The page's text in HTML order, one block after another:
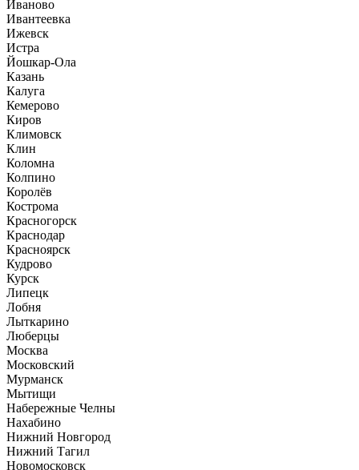
Иваново
Ивантеевка
Ижевск
Истра
Йошкар-Ола
Казань
Калуга
Кемерово
Киров
Климовск
Клин
Коломна
Колпино
Королёв
Кострома
Красногорск
Краснодар
Красноярск
Кудрово
Курск
Липецк
Лобня
Лыткарино
Люберцы
Москва
Московский
Мурманск
Мытищи
Набережные Челны
Нахабино
Нижний Новгород
Нижний Тагил
Новомосковск